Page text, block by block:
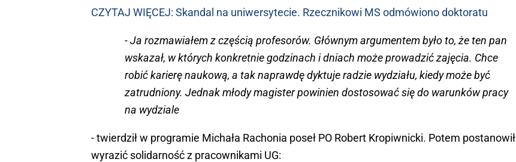
CZYTAJ WIĘCEJ: Skandal na uniwersytecie. Rzecznikowi MS odmówiono doktoratu
- Ja rozmawiałem z częścią profesorów. Głównym argumentem było to, że ten pan
wskazał, w których konkretnie godzinach i dniach może prowadzić zajęcia. Chce
robić karierę naukową, a tak naprawdę dyktuje radzie wydziału, kiedy może być
zatrudniony. Jednak młody magister powinien dostosować się do warunków pracy
na wydziale
- twierdził w programie Michała Rachonia poseł PO Robert Kropiwnicki. Potem postanowił
wyrazić solidarność z pracownikami UG: